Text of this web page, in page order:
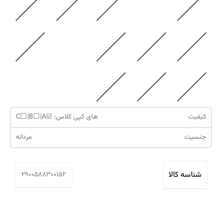
کیفیت
های کپی کلاس: ☑️C⬜️|B⬜️|A
جنسیت
مردانه
شناسه کالا 2900588300152